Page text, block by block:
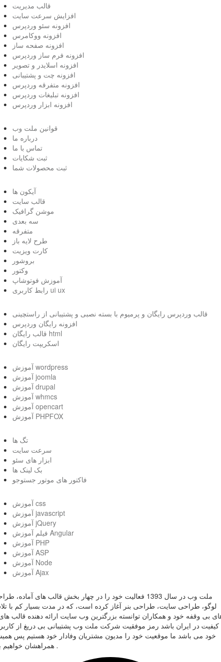
قالب مدیریت
افزایش سرعت سایت
افزونه سئو وردپرس
افزونه ووکامرس
افزونه صفحه ساز
افزونه فرم ساز وردپرس
افزونه اسلایدر و تصویر
افزونه چت و پشتیبانی
افزونه متفرقه وردپرس
افزونه تبلیغات وردپرس
افزونه ابزار وردپرس
قوانین ملت وب
درباره ما
تماس با ما
ثبت شکایات
ثبت محصولات شما
آیکون ها
قالب سایت
موشن گرافیک
سه بعدی
متفرقه
طرح لایه باز
کارت ویزیت
بروشور
وکتور
آموزش فوتوشاپ
رابط کاربری ui ux
قالب وردپرس رایگان و پرمیوم با بسته نصبی و پشتیبانی از راستچینی
افزونه رایگان وردپرس
قالب رایگان html
اسکریپت رایگان
آموزش wordpress
آموزش joomla
آموزش drupal
آموزش whmcs
آموزش opencart
آموزش PHPFOX
تگ ها
سرعت سایت
ابزار های سئو
بک لینک ها
فاکتور های موتور جستوجو
آموزش css
آموزش javascript
آموزش jQuery
فیلم آموزش Angular
آموزش PHP
آموزش ASP
آموزش Node
آموزش Ajax
ملت وب در سال 1393 فعالیت خود را در چهار بخش قالب های آماده،
لوگو، طراحی سایت، طراحی بنر آغاز کرده است، که در مدت بسیار کم با
بی وقفه خود و همکاران توانسته بزرگترین وب سایت ارائه دهنده قالب
کیفیت در ایران باشد رمز موفقیت شرکت ملت وب پشتیبانی بی دریغ از
خود می باشد ما موقعیت خود را مدیون مشتریان وفادار خود هستیم پس
همراهشان خواهیم بود .